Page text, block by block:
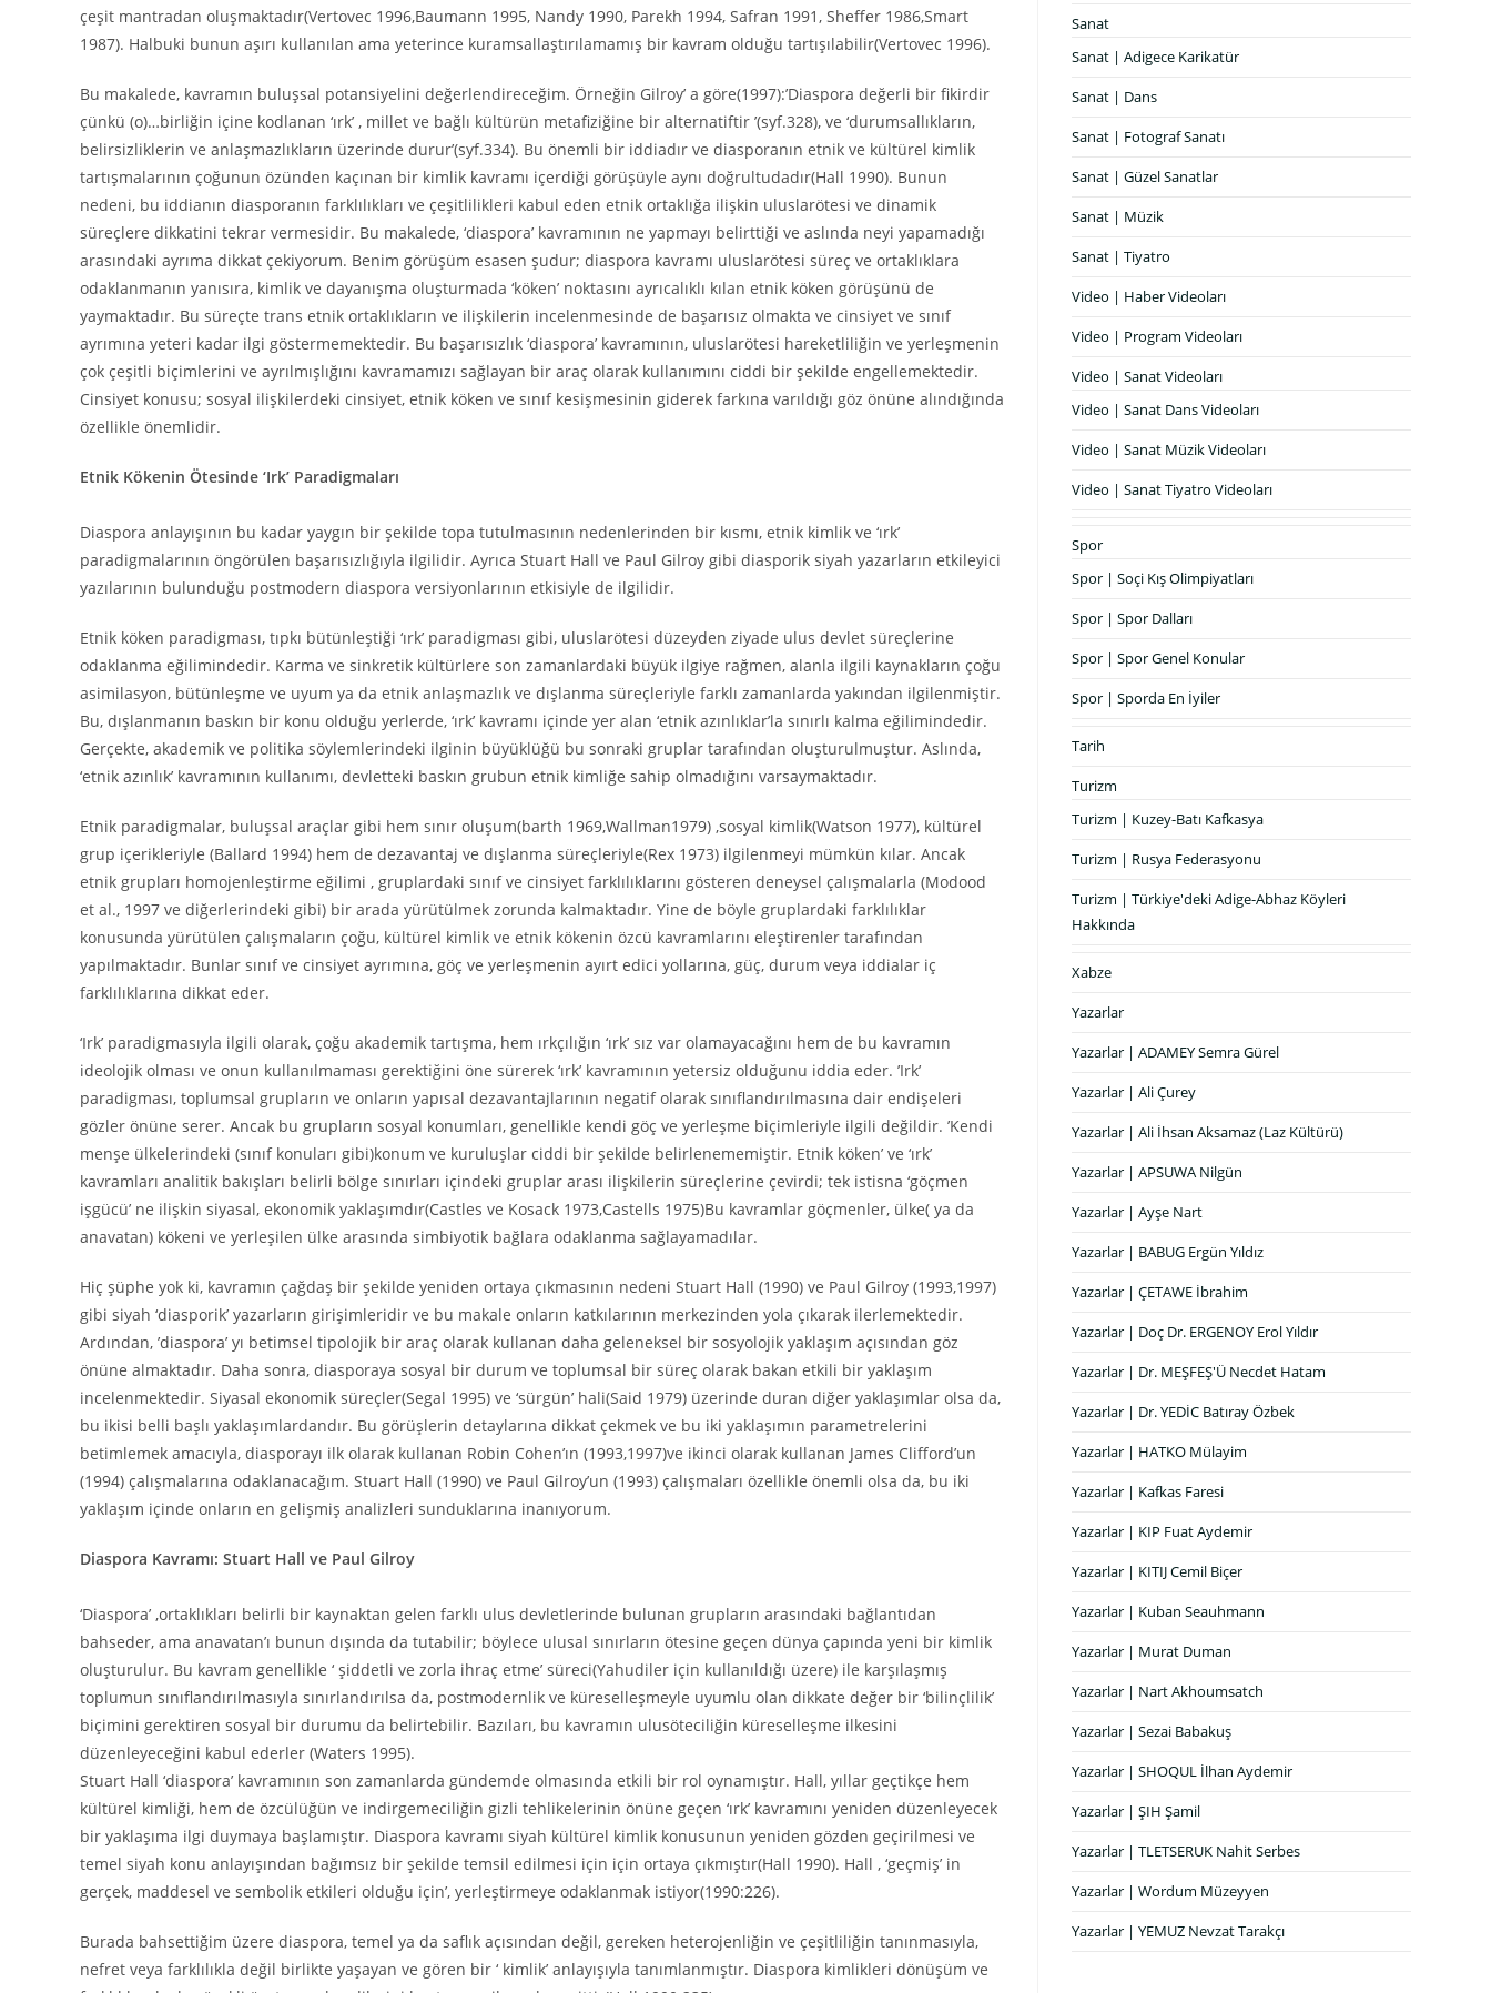
çeşit mantradan oluşmaktadır(Vertovec 1996,Baumann 1995, Nandy 1990, Parekh 1994, Safran 1991, Sheffer 1986,Smart
1987). Halbuki bunun aşırı kullanılan ama yeterince kuramsallaştırılamamış bir kavram olduğu tartışılabilir(Vertovec 1996).
Bu makalede, kavramın buluşsal potansiyelini değerlendireceğim. Örneğin Gilroy’ a göre(1997):’Diaspora değerli bir fikirdir
çünkü (o)…birliğin içine kodlanan ‘ırk’ , millet ve bağlı kültürün metafiziğine bir alternatiftir ’(syf.328), ve ‘durumsallıkların,
belirsizliklerin ve anlaşmazlıkların üzerinde durur’(syf.334). Bu önemli bir iddiadır ve diasporanın etnik ve kültürel kimlik
tartışmalarının çoğunun özünden kaçınan bir kimlik kavramı içerdiği görüşüyle aynı doğrultudadır(Hall 1990). Bunun
nedeni, bu iddianın diasporanın farklılıkları ve çeşitlilikleri kabul eden etnik ortaklığa ilişkin uluslarötesi ve dinamik
süreçlere dikkatini tekrar vermesidir. Bu makalede, ‘diaspora’ kavramının ne yapmayı belirttiği ve aslında neyi yapamadığı
arasındaki ayrıma dikkat çekiyorum. Benim görüşüm esasen şudur; diaspora kavramı uluslarötesi süreç ve ortaklıklara
odaklanmanın yanısıra, kimlik ve dayanışma oluşturmada ‘köken’ noktasını ayrıcalıklı kılan etnik köken görüşünü de
yaymaktadır. Bu süreçte trans etnik ortaklıkların ve ilişkilerin incelenmesinde de başarısız olmakta ve cinsiyet ve sınıf
ayrımına yeteri kadar ilgi göstermemektedir. Bu başarısızlık ‘diaspora’ kavramının, uluslarötesi hareketliliğin ve yerleşmenin
çok çeşitli biçimlerini ve ayrılmışlığını kavramamızı sağlayan bir araç olarak kullanımını ciddi bir şekilde engellemektedir.
Cinsiyet konusu; sosyal ilişkilerdeki cinsiyet, etnik köken ve sınıf kesişmesinin giderek farkına varıldığı göz önüne alındığında
özellikle önemlidir.
Etnik Kökenin Ötesinde ‘Irk’ Paradigmaları
Diaspora anlayışının bu kadar yaygın bir şekilde topa tutulmasının nedenlerinden bir kısmı, etnik kimlik ve ‘ırk’
paradigmalarının öngörülen başarısızlığıyla ilgilidir. Ayrıca Stuart Hall ve Paul Gilroy gibi diasporik siyah yazarların etkileyici
yazılarının bulunduğu postmodern diaspora versiyonlarının etkisiyle de ilgilidir.
Etnik köken paradigması, tıpkı bütünleştiği ‘ırk’ paradigması gibi, uluslarötesi düzeyden ziyade ulus devlet süreçlerine
odaklanma eğilimindedir. Karma ve sinkretik kültürlere son zamanlardaki büyük ilgiye rağmen, alanla ilgili kaynakların çoğu
asimilasyon, bütünleşme ve uyum ya da etnik anlaşmazlık ve dışlanma süreçleriyle farklı zamanlarda yakından ilgilenmiştir.
Bu, dışlanmanın baskın bir konu olduğu yerlerde, ‘ırk’ kavramı içinde yer alan ‘etnik azınlıklar’la sınırlı kalma eğilimindedir.
Gerçekte, akademik ve politika söylemlerindeki ilginin büyüklüğü bu sonraki gruplar tarafından oluşturulmuştur. Aslında,
‘etnik azınlık’ kavramının kullanımı, devletteki baskın grubun etnik kimliğe sahip olmadığını varsaymaktadır.
Etnik paradigmalar, buluşsal araçlar gibi hem sınır oluşum(barth 1969,Wallman1979) ,sosyal kimlik(Watson 1977), kültürel
grup içerikleriyle (Ballard 1994) hem de dezavantaj ve dışlanma süreçleriyle(Rex 1973) ilgilenmeyi mümkün kılar. Ancak
etnik grupları homojenleştirme eğilimi , gruplardaki sınıf ve cinsiyet farklılıklarını gösteren deneysel çalışmalarla (Modood
et al., 1997 ve diğerlerindeki gibi) bir arada yürütülmek zorunda kalmaktadır. Yine de böyle gruplardaki farklılıklar
konusunda yürütülen çalışmaların çoğu, kültürel kimlik ve etnik kökenin özcü kavramlarını eleştirenler tarafından
yapılmaktadır. Bunlar sınıf ve cinsiyet ayrımına, göç ve yerleşmenin ayırt edici yollarına, güç, durum veya iddialar iç
farklılıklarına dikkat eder.
‘Irk’ paradigmasıyla ilgili olarak, çoğu akademik tartışma, hem ırkçılığın ‘ırk’ sız var olamayacağını hem de bu kavramın
ideolojik olması ve onun kullanılmaması gerektiğini öne sürerek ‘ırk’ kavramının yetersiz olduğunu iddia eder. ’Irk’
paradigması, toplumsal grupların ve onların yapısal dezavantajlarının negatif olarak sınıflandırılmasına dair endişeleri
gözler önüne serer. Ancak bu grupların sosyal konumları, genellikle kendi göç ve yerleşme biçimleriyle ilgili değildir. ’Kendi
menşe ülkelerindeki (sınıf konuları gibi)konum ve kuruluşlar ciddi bir şekilde belirlenememiştir. Etnik köken’ ve ‘ırk’
kavramları analitik bakışları belirli bölge sınırları içindeki gruplar arası ilişkilerin süreçlerine çevirdi; tek istisna ‘göçmen
işgücü’ ne ilişkin siyasal, ekonomik yaklaşımdır(Castles ve Kosack 1973,Castells 1975)Bu kavramlar göçmenler, ülke( ya da
anavatan) kökeni ve yerleşilen ülke arasında simbiyotik bağlara odaklanma sağlayamadılar.
Hiç şüphe yok ki, kavramın çağdaş bir şekilde yeniden ortaya çıkmasının nedeni Stuart Hall (1990) ve Paul Gilroy (1993,1997)
gibi siyah ‘diasporik’ yazarların girişimleridir ve bu makale onların katkılarının merkezinden yola çıkarak ilerlemektedir.
Ardından, ’diaspora’ yı betimsel tipolojik bir araç olarak kullanan daha geleneksel bir sosyolojik yaklaşım açısından göz
önüne almaktadır. Daha sonra, diasporaya sosyal bir durum ve toplumsal bir süreç olarak bakan etkili bir yaklaşım
incelenmektedir. Siyasal ekonomik süreçler(Segal 1995) ve ‘sürgün’ hali(Said 1979) üzerinde duran diğer yaklaşımlar olsa da,
bu ikisi belli başlı yaklaşımlardandır. Bu görüşlerin detaylarına dikkat çekmek ve bu iki yaklaşımın parametrelerini
betimlemek amacıyla, diasporayı ilk olarak kullanan Robin Cohen’ın (1993,1997)ve ikinci olarak kullanan James Clifford’un
(1994) çalışmalarına odaklanacağım. Stuart Hall (1990) ve Paul Gilroy’un (1993) çalışmaları özellikle önemli olsa da, bu iki
yaklaşım içinde onların en gelişmiş analizleri sunduklarına inanıyorum.
Diaspora Kavramı: Stuart Hall ve Paul Gilroy
‘Diaspora’ ,ortaklıkları belirli bir kaynaktan gelen farklı ulus devletlerinde bulunan grupların arasındaki bağlantıdan
bahseder, ama anavatan’ı bunun dışında da tutabilir; böylece ulusal sınırların ötesine geçen dünya çapında yeni bir kimlik
oluşturulur. Bu kavram genellikle ‘ şiddetli ve zorla ihraç etme’ süreci(Yahudiler için kullanıldığı üzere) ile karşılaşmış
toplumun sınıflandırılmasıyla sınırlandırılsa da, postmodernlik ve küreselleşmeyle uyumlu olan dikkate değer bir ‘bilinçlilik’
biçimini gerektiren sosyal bir durumu da belirtebilir. Bazıları, bu kavramın ulusöteciliğin küreselleşme ilkesini
düzenleyeceğini kabul ederler (Waters 1995).
Stuart Hall ‘diaspora’ kavramının son zamanlarda gündemde olmasında etkili bir rol oynamıştır. Hall, yıllar geçtikçe hem
kültürel kimliği, hem de özcülüğün ve indirgemeciliğin gizli tehlikelerinin önüne geçen ‘ırk’ kavramını yeniden düzenleyecek
bir yaklaşıma ilgi duymaya başlamıştır. Diaspora kavramı siyah kültürel kimlik konusunun yeniden gözden geçirilmesi ve
temel siyah konu anlayışından bağımsız bir şekilde temsil edilmesi için için ortaya çıkmıştır(Hall 1990). Hall , ‘geçmiş’ in
gerçek, maddesel ve sembolik etkileri olduğu için’, yerleştirmeye odaklanmak istiyor(1990:226).
Burada bahsettiğim üzere diaspora, temel ya da saflık açısından değil, gereken heterojenliğin ve çeşitliliğin tanınmasıyla,
nefret veya farklılıkla değil birlikte yaşayan ve gören bir ‘ kimlik’ anlayışıyla tanımlanmıştır. Diaspora kimlikleri dönüşüm ve
Sanat
Sanat | Adigece Karikatür
Sanat | Dans
Sanat | Fotograf Sanatı
Sanat | Güzel Sanatlar
Sanat | Müzik
Sanat | Tiyatro
Video | Haber Videoları
Video | Program Videoları
Video | Sanat Videoları
Video | Sanat Dans Videoları
Video | Sanat Müzik Videoları
Video | Sanat Tiyatro Videoları
Spor
Spor | Soçi Kış Olimpiyatları
Spor | Spor Dalları
Spor | Spor Genel Konular
Spor | Sporda En İyiler
Tarih
Turizm
Turizm | Kuzey-Batı Kafkasya
Turizm | Rusya Federasyonu
Turizm | Türkiye'deki Adige-Abhaz Köyleri
Hakkında
Xabze
Yazarlar
Yazarlar | ADAMEY Semra Gürel
Yazarlar | Ali Çurey
Yazarlar | Ali İhsan Aksamaz (Laz Kültürü)
Yazarlar | APSUWA Nilgün
Yazarlar | Ayşe Nart
Yazarlar | BABUG Ergün Yıldız
Yazarlar | ÇETAWE İbrahim
Yazarlar | Doç Dr. ERGENOY Erol Yıldır
Yazarlar | Dr. MEŞFEŞ'Ü Necdet Hatam
Yazarlar | Dr. YEDİC Batıray Özbek
Yazarlar | HATKO Mülayim
Yazarlar | Kafkas Faresi
Yazarlar | KIP Fuat Aydemir
Yazarlar | KITIJ Cemil Biçer
Yazarlar | Kuban Seauhmann
Yazarlar | Murat Duman
Yazarlar | Nart Akhoumsatch
Yazarlar | Sezai Babakuş
Yazarlar | SHOQUL İlhan Aydemir
Yazarlar | ŞIH Şamil
Yazarlar | TLETSERUK Nahit Serbes
Yazarlar | Wordum Müzeyyen
Yazarlar | YEMUZ Nevzat Tarakçı